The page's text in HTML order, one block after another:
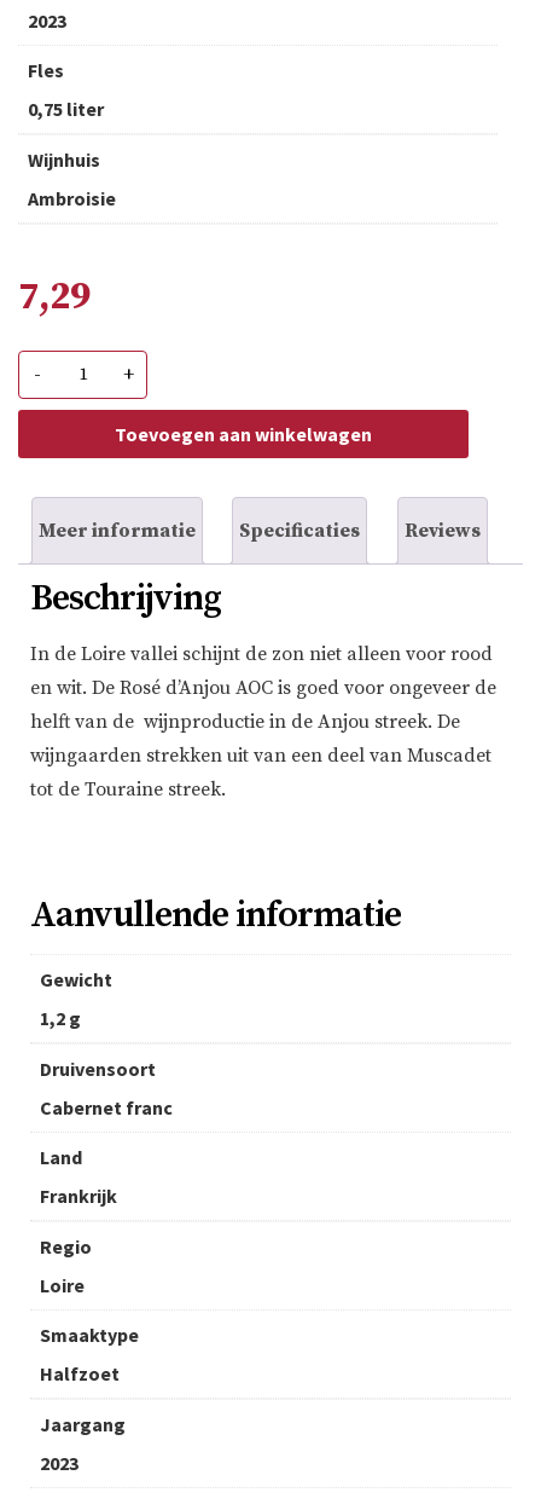
2023
Fles
0,75 liter
Wijnhuis
Ambroisie
7,29
-
Ambroisie
Rosé
d'Anjou
aantal
+
Toevoegen aan winkelwagen
Meer informatie Specificaties Reviews
Beschrijving
In de Loire vallei schijnt de zon niet alleen voor rood
en wit. De Rosé d’Anjou AOC is goed voor ongeveer de
helft van de wijnproductie in de Anjou streek. De
wijngaarden strekken uit van een deel van Muscadet
tot de Touraine streek.
Aanvullende informatie
Gewicht
1,2 g
Druivensoort
Cabernet franc
Land
Frankrijk
Regio
Loire
Smaaktype
Halfzoet
Jaargang
2023